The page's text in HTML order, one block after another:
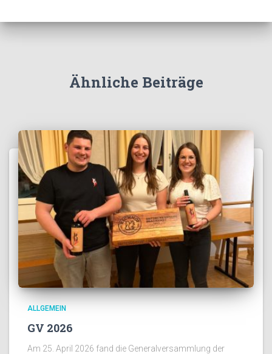
Ähnliche Beiträge
ALLGEMEIN
GV 2026
Am 25. April 2026 fand die Generalversammlung der